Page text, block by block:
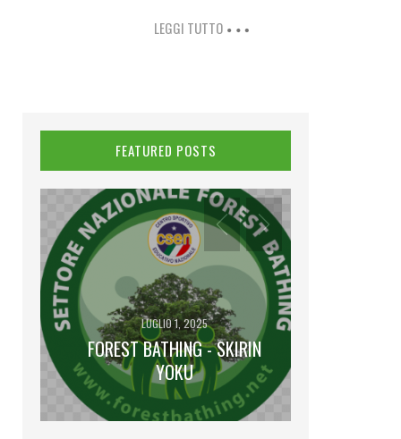
LEGGI TUTTO
FEATURED POSTS
LUGLIO 1, 2025
FOREST BATHING - SKIRIN
YOKU